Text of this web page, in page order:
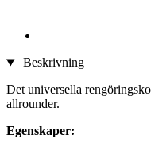
Beskrivning
Det universella
allrounder.
Egenskaper: